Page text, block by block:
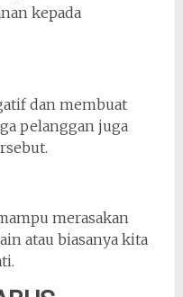
kepada
dan membuat
pelanggan juga
merasakan
atau biasanya kita